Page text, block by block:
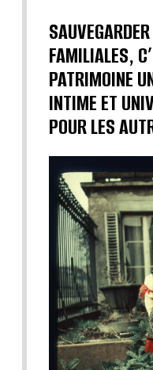
FAMILIALES,
PATRIMOINE
INTIME ET
POUR LES